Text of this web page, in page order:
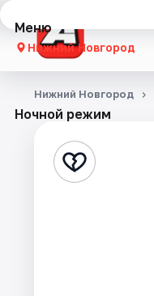
Меню
Нижний Новгород
Концерты
Стендап
Ночной режим
Нижний Новгород